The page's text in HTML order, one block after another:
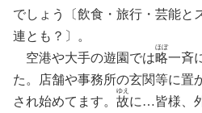
でしょう〔飲食・旅行・芸能と
連とも？〕
。
空港や大手の遊園では略
ほぼ
一斉
た 。 店舗や事務所の玄関等に置
され始めてます。 故
ゆえ
に…皆様、